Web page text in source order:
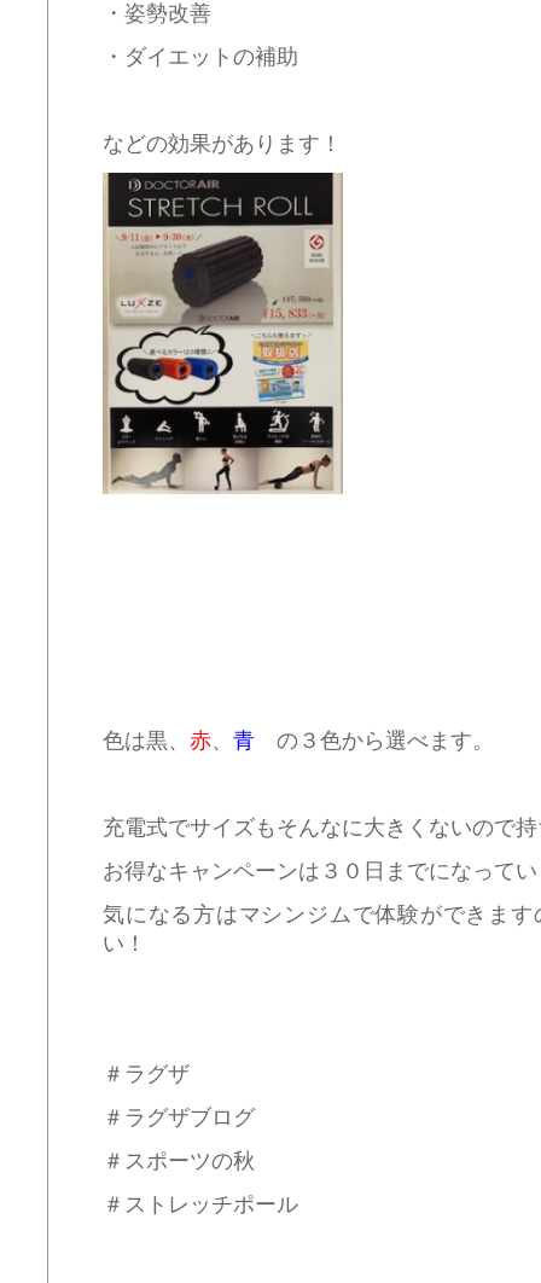
・姿勢改善
・ダイエットの補助
などの効果があります！
色は黒、 赤、 青 の３色から選べます。
充電式でサイズもそんなに大きくないので
お得なキャンペーンは３０日までになって
気になる方はマシンジムで体験ができま
い！
＃ラグザ
＃ラグザブログ
＃スポーツの秋
＃ストレッチポール